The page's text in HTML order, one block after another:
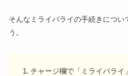
そんなミライバライの手続きについ
う。
チャージ欄で「ミライバライ